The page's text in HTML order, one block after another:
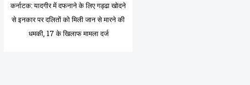
कर्नाटक: यादगीर में दफनाने के लिए गड्ढा खोदने
से इनकार पर दलितों को मिली जान से मारने की
धमकी, 17 के खिलाफ मामला दर्ज